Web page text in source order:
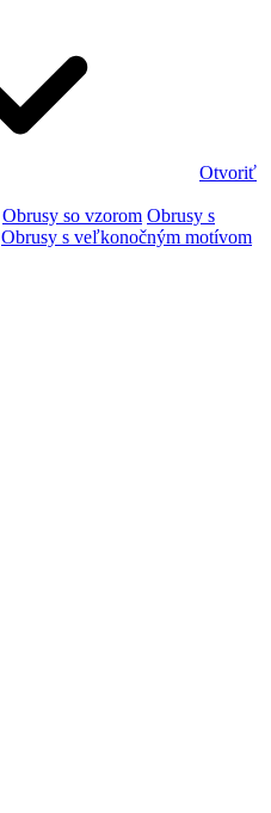
Otvoriť
Obrusy so vzorom Obrusy s
Obrusy s veľkonočným motívom